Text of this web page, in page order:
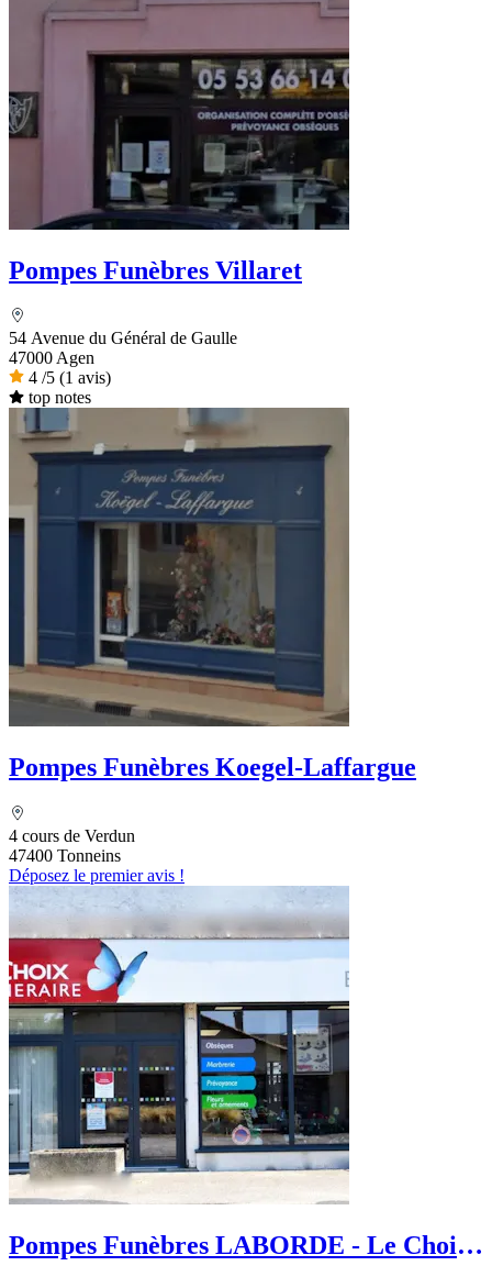
Pompes Funèbres Villaret
54 Avenue du Général de Gaulle
47000 Agen
4 /5 (1 avis)
top notes
Pompes Funèbres Koegel-Laffargue
4 cours de Verdun
47400 Tonneins
Déposez le premier avis !
Pompes Funèbres LABORDE - Le Choix